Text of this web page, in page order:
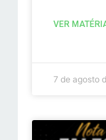
VER
7 de agosto